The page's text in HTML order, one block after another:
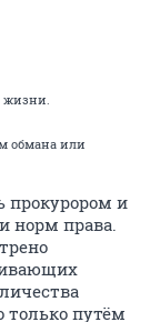
жизни.
обмана или
прокурором и
норм права.
путём